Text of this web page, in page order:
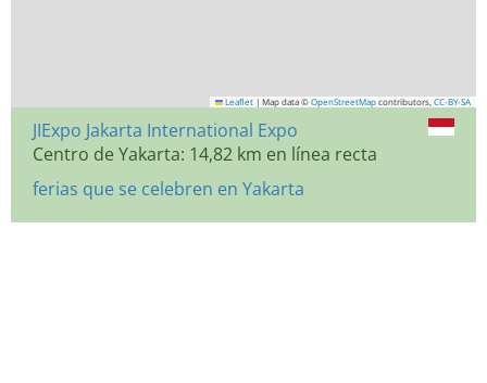
Leaflet | Map data © OpenStreetMap contributors, CC-BY-SA
JIExpo Jakarta International Expo
Centro de Yakarta: 14,82 km en línea recta
ferias que se celebren en Yakarta